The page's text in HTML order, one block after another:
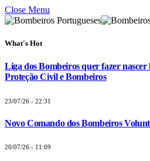
Close Menu
What's Hot
Liga dos Bombeiros quer fazer nascer
Proteção Civil e Bombeiros
23/07/26 - 22:31
Novo Comando dos Bombeiros
20/07/26 - 11:09